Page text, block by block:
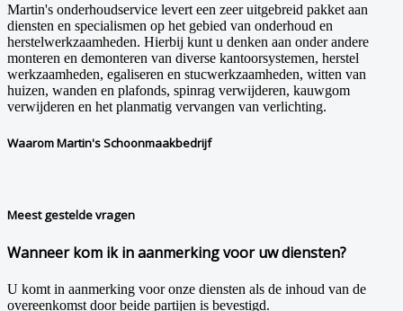
Martin's onderhoudservice levert een zeer uitgebreid pakket aan
diensten en specialismen op het gebied van onderhoud en
herstelwerkzaamheden. Hierbij kunt u denken aan onder andere
monteren en demonteren van diverse kantoorsystemen, herstel
werkzaamheden, egaliseren en stucwerkzaamheden, witten van
huizen, wanden en plafonds, spinrag verwijderen, kauwgom
verwijderen en het planmatig vervangen van verlichting.
Waarom Martin's Schoonmaakbedrijf
Meest gestelde vragen
Wanneer kom ik in aanmerking voor uw diensten?
U komt in aanmerking voor onze diensten als de inhoud van de
overeenkomst door beide partijen is bevestigd.